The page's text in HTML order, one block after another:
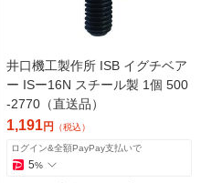
井口機工製作所 ISB イグチベア
ー ISー16N スチール製 1個 500
-2770（直送品）
1,191円 （税込）
ログイン&全額PayPay支払いで
5%